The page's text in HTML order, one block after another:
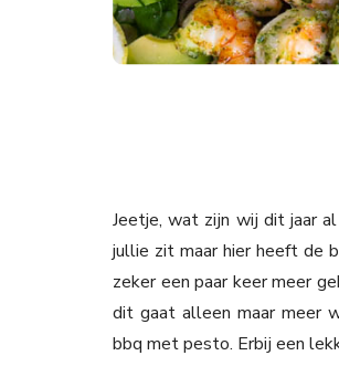
Jeetje, wat zijn wij dit jaar
jullie zit maar hier heeft de
zeker een paar keer meer
dit gaat alleen maar meer
bbq met pesto. Erbij een